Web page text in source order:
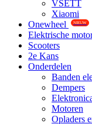
VSETT
Xiaomi
Onewheel
NIEUW
Elektrische
Scooters
2e Kans
Onderdelen
Banden
Dempers
Motoren
Opladers